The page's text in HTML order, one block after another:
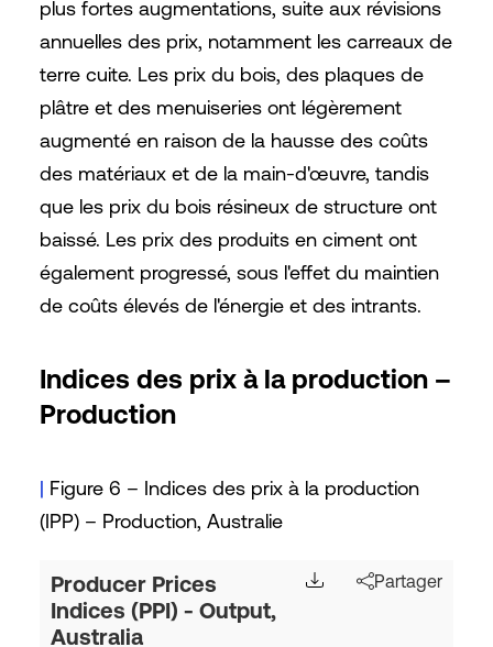
plus fortes augmentations, suite aux révisions
annuelles des prix, notamment les carreaux de
terre cuite. Les prix du bois, des plaques de
plâtre et des menuiseries ont légèrement
augmenté en raison de la hausse des coûts
des matériaux et de la main-d'œuvre, tandis
que les prix du bois résineux de structure ont
baissé. Les prix des produits en ciment ont
également progressé, sous l'effet du maintien
de coûts élevés de l'énergie et des intrants.
Indices des prix à la production –
Production
| Figure 6 – Indices des prix à la production
(IPP) – Production, Australie
Producer Prices
Indices (PPI) - Output,
Australia
Partager